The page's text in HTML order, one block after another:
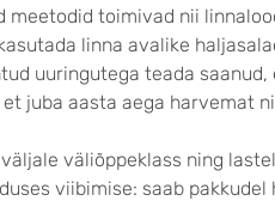
meetodid toimivad nii
linna avalike
uuringutega teada
juba aasta aega harvemat
väliõppeklass ning
viibimise: saab